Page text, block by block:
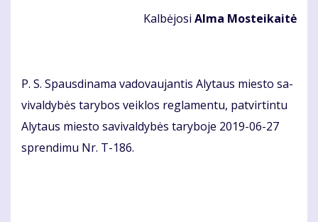
Kal­bė­jo­si Al­ma Mos­tei­kai­tė
P. S. Spaus­di­na­ma va­do­vau­jan­tis Aly­taus mies­to sa­
vi­val­dy­bės ta­ry­bos veik­los reg­la­men­tu, pa­tvir­tin­tu
Aly­taus mies­to sa­vi­val­dy­bės ta­ry­bo­je 2019-06-27
spren­di­mu Nr. T-186.